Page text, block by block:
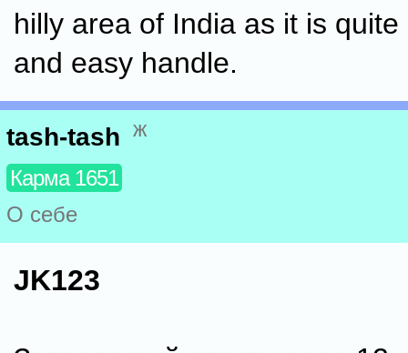
hilly area of India as it is
and easy handle.
tash-tash ж
Карма 1651
О себе
JK123